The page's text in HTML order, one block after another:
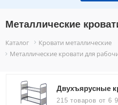
Металлические
Каталог
Кровати металлические
Металлические кровати для
Двухъярусные
215 товаров от 6